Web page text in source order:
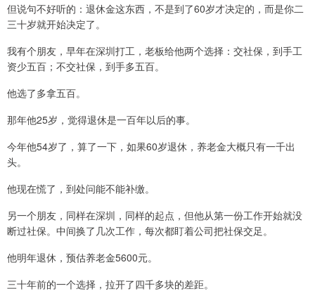
但说句不好听的：退休金这东西，不是到了60岁才决定的，而是你二
三十岁就开始决定了。
我有个朋友，早年在深圳打工，老板给他两个选择：交社保，到手工
资少五百；不交社保，到手多五百。
他选了多拿五百。
那年他25岁，觉得退休是一百年以后的事。
今年他54岁了，算了一下，如果60岁退休，养老金大概只有一千出
头。
他现在慌了，到处问能不能补缴。
另一个朋友，同样在深圳，同样的起点，但他从第一份工作开始就没
断过社保。中间换了几次工作，每次都盯着公司把社保交足。
他明年退休，预估养老金5600元。
三十年前的一个选择，拉开了四千多块的差距。